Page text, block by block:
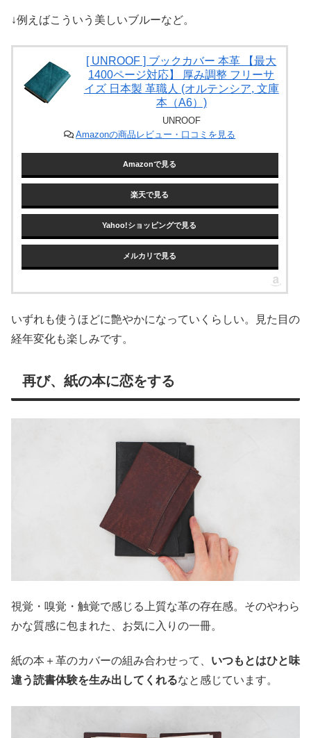
↓例えばこういう美しいブルーなど。
[ UNROOF ] ブックカバー 本革 【最大
1400ページ対応】 厚み調整 フリーサ
イズ 日本製 革職人 (オルテンシア, 文庫
本（A6）)
UNROOF
Amazonの商品レビュー・口コミを見る
Amazonで見る
楽天で見る
Yahoo!ショッピングで見る
メルカリで見る
いずれも使うほどに艶やかになっていくらしい。見た目の
経年変化も楽しみです。
再び、紙の本に恋をする
視覚・嗅覚・触覚で感じる上質な革の存在感。そのやわら
かな質感に包まれた、お気に入りの一冊。
紙の本＋革のカバーの組み合わせって、 いつもとはひと味
違う読書体験を生み出してくれるなと感じています。